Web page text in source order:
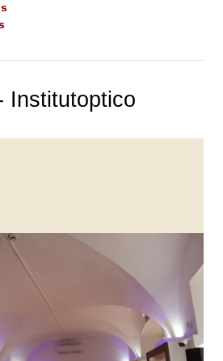
Institutoptico